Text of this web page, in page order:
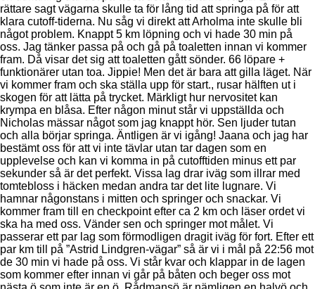
rättare sagt vägarna skulle ta för lång tid att springa på för att
klara cutoff-tiderna. Nu såg vi direkt att Arholma inte skulle bli
något problem. Knappt 5 km löpning och vi hade 30 min på
oss. Jag tänker passa på och gå på toaletten innan vi kommer
fram. Då visar det sig att toaletten gått sönder. 66 löpare +
funktionärer utan toa. Jippie! Men det är bara att gilla läget. När
vi kommer fram och ska ställa upp för start., rusar hälften ut i
skogen för att lätta på trycket. Märkligt hur nervositet kan
krympa en blåsa. Efter någon minut står vi uppställda och
Nicholas mässar något som jag knappt hör. Sen ljuder tutan
och alla börjar springa. Äntligen är vi igång! Jaana och jag har
bestämt oss för att vi inte tävlar utan tar dagen som en
upplevelse och kan vi komma in på cutofftiden minus ett par
sekunder så är det perfekt. Vissa lag drar iväg som illrar med
tomtebloss i häcken medan andra tar det lite lugnare. Vi
hamnar någonstans i mitten och springer och snackar. Vi
kommer fram till en checkpoint efter ca 2 km och läser ordet vi
ska ha med oss. Vänder sen och springer mot målet. Vi
passerar ett par lag som förmodligen dragit iväg för fort. Efter ett
par km till på ”Astrid Lindgren-vägar” så är vi i mål på 22:56 mot
de 30 min vi hade på oss. Vi står kvar och klappar in de lagen
som kommer efter innan vi går på båten och beger oss mot